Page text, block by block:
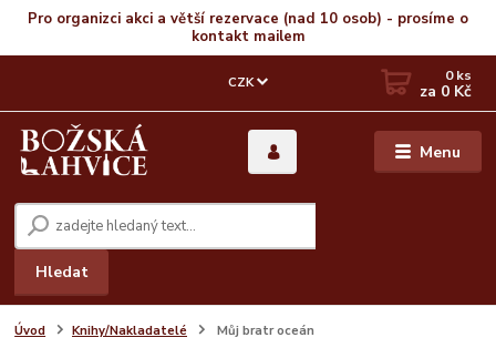
Pro organizci akci a větší rezervace (nad 10 osob) - prosíme o
kontakt mailem
Menu
CZK
Hledat
0ks
za 0 Kč
Úvod Knihy/Nakladatelé Můj bratr oceán